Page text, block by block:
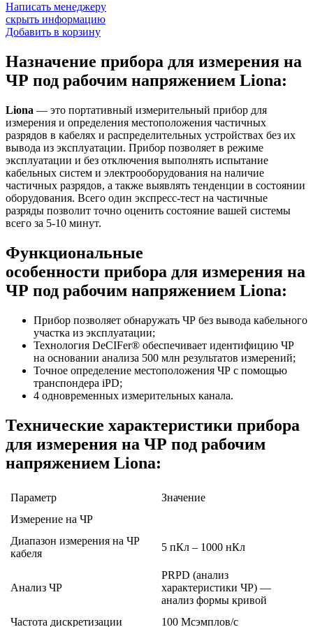
Написать менеджеру
скрыть информацию
Добавить в корзину
Назначение прибора для измерения на
ЧР под рабочим напряжением Liona:
Liona — это портативный измерительный прибор для
измерения и определения местоположения частичных
разрядов в кабелях и распределительных устройствах без их
вывода из эксплуатации. Прибор позволяет в режиме
эксплуатации и без отключения выполнять испытание
кабельных систем и электрооборудования на наличие
частичных разрядов, а также выявлять тенденции в состоянии
оборудования. Всего один экспресс-тест на частичные
разряды позволит точно оценить состояние вашей системы
всего за 5-10 минут.
Функциональные
особенности прибора для измерения на
ЧР под рабочим напряжением Liona:
Прибор позволяет обнаружать ЧР без вывода кабельного
участка из эксплуатации;
Технология DeCIFer® обеспечивает идентифицию ЧР
на основании анализа 500 млн результатов измерений;
Точное определение местоположения ЧР с помощью
транспондера iPD;
4 одновременных измерительных канала.
Технические характеристики прибора
для измерения на ЧР под рабочим
напряжением Liona:
Параметр
Значение
Измерение на ЧР
Диапазон измерения на ЧР
кабеля
5 пКл – 1000 нКл
Анализ ЧР
PRPD (анализ
характеристики ЧР) —
анализ формы кривой
Частота дискретизации
100 Mсэмплов/с